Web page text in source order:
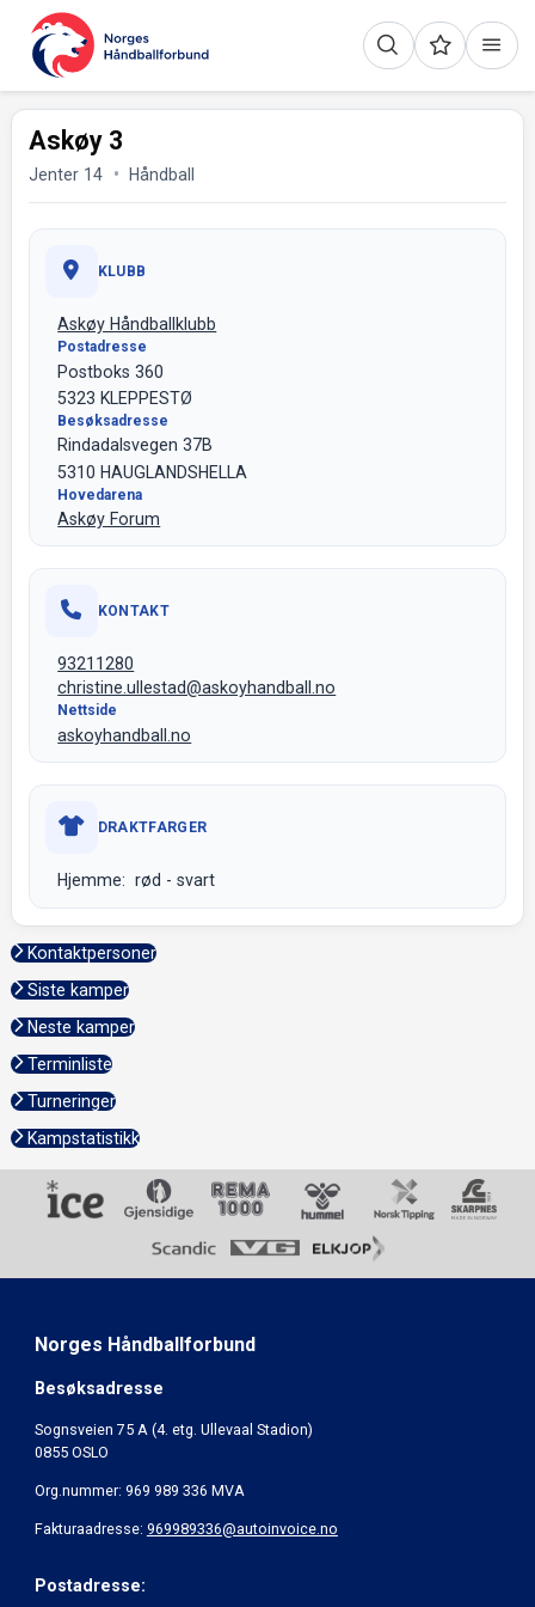
Askøy 3
Jenter 14 Håndball
KLUBB
Askøy Håndballklubb
Postadresse
Postboks 360
5323 KLEPPESTØ
Besøksadresse
Rindadalsvegen 37B
5310 HAUGLANDSHELLA
Hovedarena
Askøy Forum
KONTAKT
93211280
christine.ullestad@askoyhandball.no
Nettside
askoyhandball.no
DRAKTFARGER
Hjemme: rød - svart
Kontaktpersoner
Siste kamper
Neste kamper
Terminliste
Turneringer
Kampstatistikk
Norges Håndballforbund
Besøksadresse
Sognsveien 75 A (4. etg. Ullevaal Stadion)
0855 OSLO
Org.nummer: 969 989 336 MVA
Fakturaadresse: 969989336@autoinvoice.no
Postadresse: